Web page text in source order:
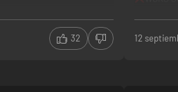
dreadnought.
32 12